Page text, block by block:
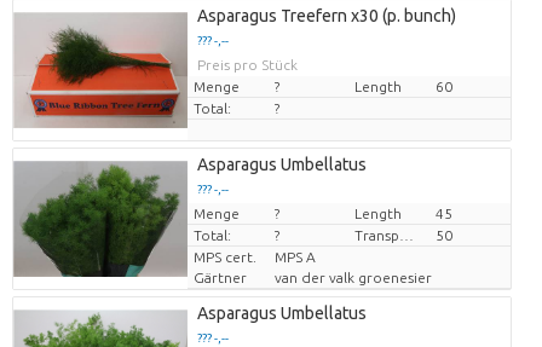
Asparagus Treefern x30 (p. bunch)
??? -,--
Preis pro Stück
Menge
? Length
60
Total:
?
Asparagus Umbellatus
??? -,--
Preis pro Stück
Menge ? Length
45
Total:
?
50
MPS cert.
MPS A
Gärtner
van der valk groenesier
Asparagus Umbellatus
??? -,--